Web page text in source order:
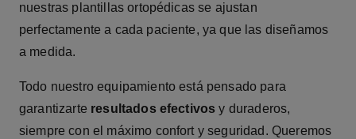
nuestras plantillas ortopédicas se ajustan
perfectamente a cada paciente, ya que las diseñamos
a medida.
Todo nuestro equipamiento está pensado para
garantizarte resultados efectivos y duraderos,
siempre con el máximo confort y seguridad. Queremos